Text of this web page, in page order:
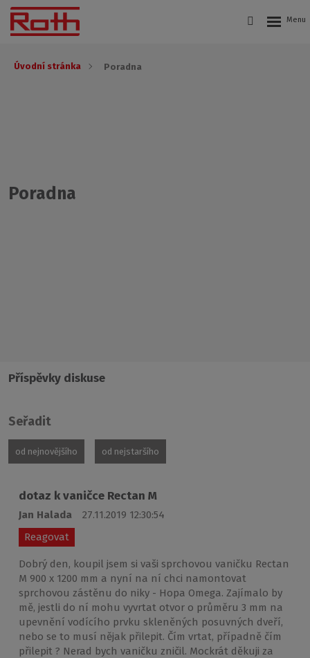
Úvodní stránka Poradna
Poradna
Příspěvky diskuse
Seřadit
od nejnovějšího od nejstaršího
dotaz k vaničce Rectan M
Jan Halada
27.11.2019 12:30:54
Reagovat
Dobrý den, koupil jsem si vaši sprchovou vaničku Rectan
M 900 x 1200 mm a nyní na ní chci namontovat
sprchovou zástěnu do niky - Hopa Omega. Zajímalo by
mě, jestli do ní mohu vyvrtat otvor o průměru 3 mm na
upevnění vodícího prvku skleněných posuvných dveří,
nebo se to musí nějak přilepit. Čím vrtat, případně čím
přilepit ? Nerad bych vaničku zničil. Mockrát děkuji za